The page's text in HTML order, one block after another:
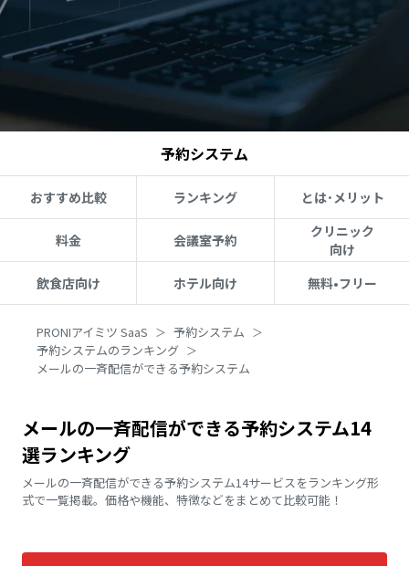
予約システム
おすすめ比較 ランキング とは･メリット
料金 会議室予約
クリニック
向け
飲食店向け
ホテル向け 無料•フリー
PRONIアイミツ SaaS
予約システム
予約システムのランキング
メールの一斉配信ができる予約システム
メールの一斉配信ができる予約システム14
選ランキング
メールの一斉配信ができる予約システム14サービスをランキング形
式で一覧掲載。価格や機能、特徴などをまとめて比較可能！